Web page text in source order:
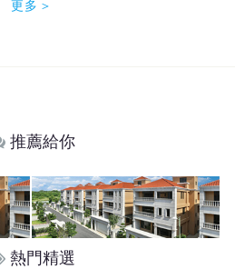
更多＞
推薦給你
熱門精選